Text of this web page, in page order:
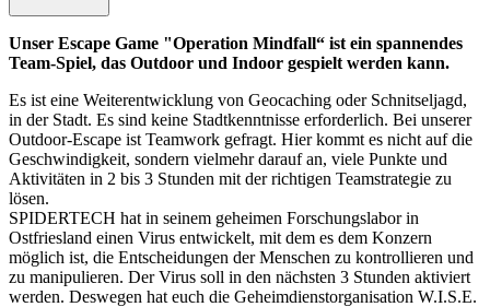
Unser Escape Game "Operation Mindfall“ ist ein spannendes
Team-Spiel, das Outdoor und Indoor gespielt werden kann.
Es ist eine Weiterentwicklung von Geocaching oder Schnitseljagd,
in der Stadt. Es sind keine Stadtkenntnisse erforderlich. Bei unserer
Outdoor-Escape ist Teamwork gefragt. Hier kommt es nicht auf die
Geschwindigkeit, sondern vielmehr darauf an, viele Punkte und
Aktivitäten in 2 bis 3 Stunden mit der richtigen Teamstrategie zu
lösen.
SPIDERTECH hat in seinem geheimen Forschungslabor in
Ostfriesland einen Virus entwickelt, mit dem es dem Konzern
möglich ist, die Entscheidungen der Menschen zu kontrollieren und
zu manipulieren. Der Virus soll in den nächsten 3 Stunden aktiviert
werden. Deswegen hat euch die Geheimdienstorganisation W.I.S.E.